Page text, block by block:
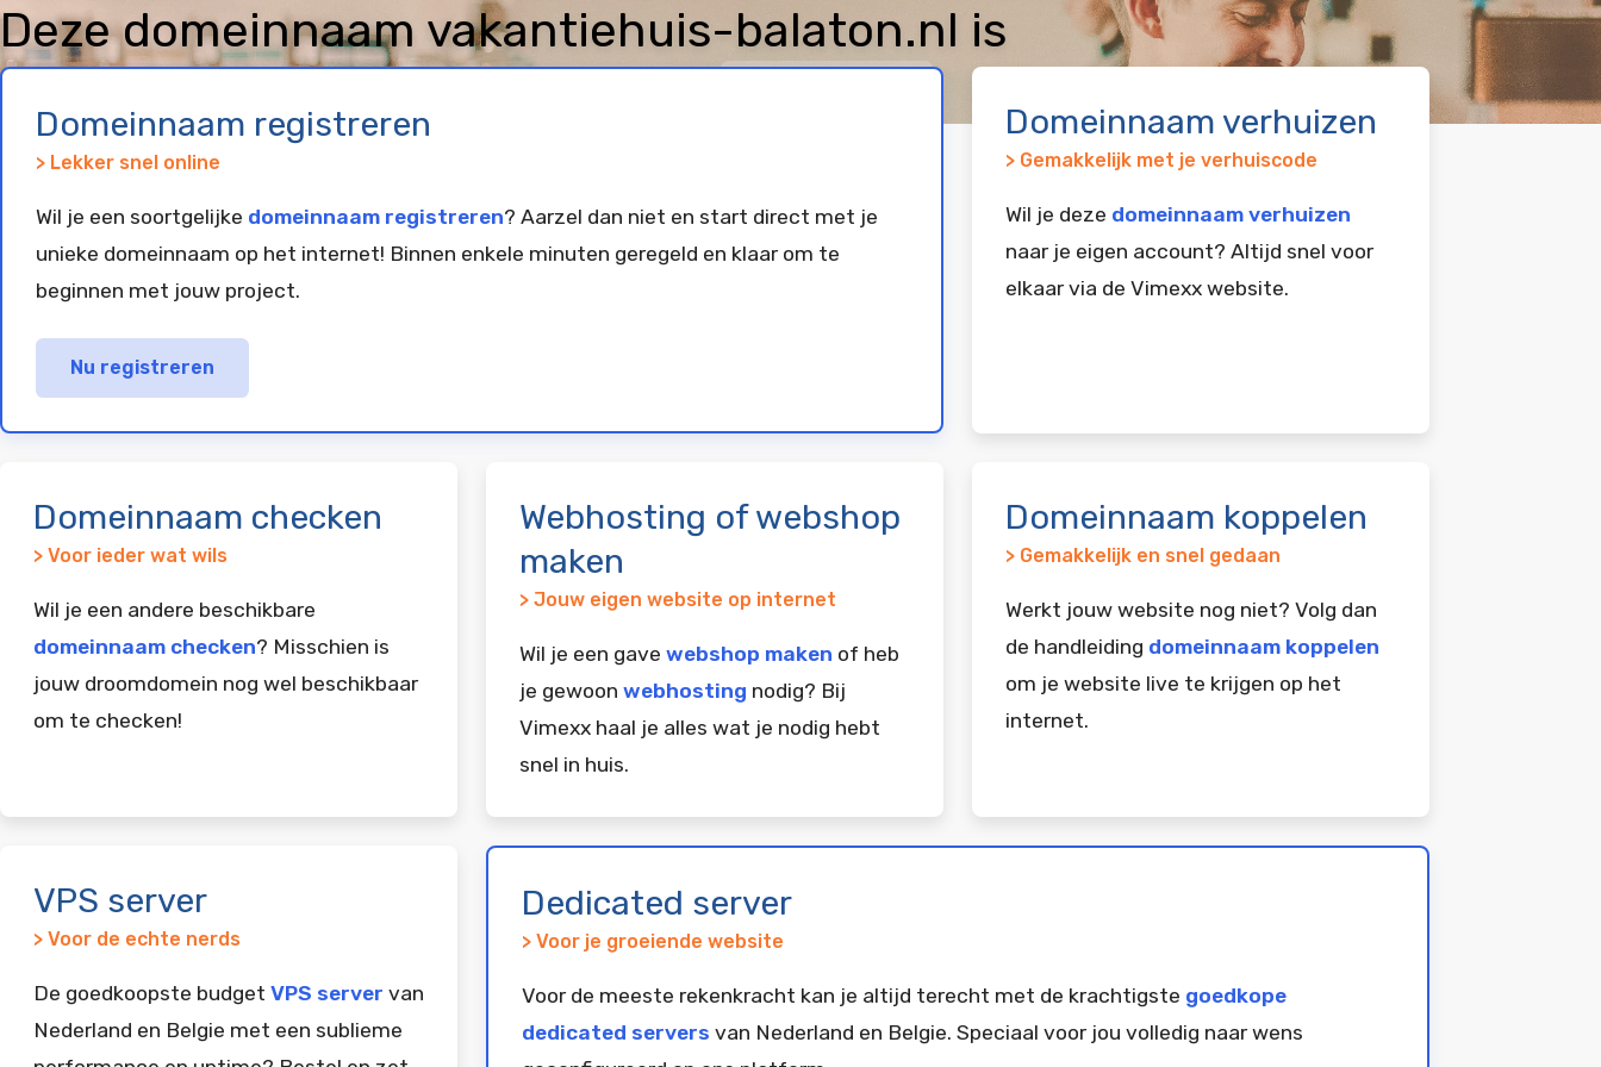
Deze domeinnaam vakantiehuis-balaton.nl is
geregistreerd en geparkeerd bij
Domeinnaam registreren
> Lekker snel online
Wil je een soortgelijke domeinnaam registreren? Aarzel dan niet en start direct met je
unieke domeinnaam op het internet! Binnen enkele minuten geregeld en klaar om te
beginnen met jouw project.
Nu registreren
Domeinnaam verhuizen
> Gemakkelijk met je verhuiscode
Wil je deze domeinnaam verhuizen
naar je eigen account? Altijd snel voor
elkaar via de Vimexx website.
Domeinnaam checken
> Voor ieder wat wils
Wil je een andere beschikbare
domeinnaam checken? Misschien is
jouw droomdomein nog wel beschikbaar
om te checken!
Webhosting of webshop
maken
> Jouw eigen website op internet
Wil je een gave webshop maken of heb
je gewoon webhosting nodig? Bij
Vimexx haal je alles wat je nodig hebt
snel in huis.
Domeinnaam koppelen
> Gemakkelijk en snel gedaan
Werkt jouw website nog niet? Volg dan
de handleiding domeinnaam koppelen
om je website live te krijgen op het
internet.
VPS server
> Voor de echte nerds
De goedkoopste budget VPS server van
Nederland en Belgie met een sublieme
Dedicated server
> Voor je groeiende website
Voor de meeste rekenkracht kan je altijd terecht met de krachtigste goedkope
dedicated servers van Nederland en Belgie. Speciaal voor jou volledig naar wens